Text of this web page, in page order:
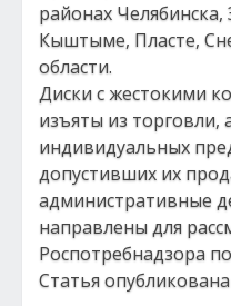
районах Челябинска,
Кыштыме, Пласте,
области.
Диски с жестокими
изъяты из
индивидуальных
допустивших их
административные
направлены для
Роспотребнадзора
Статья